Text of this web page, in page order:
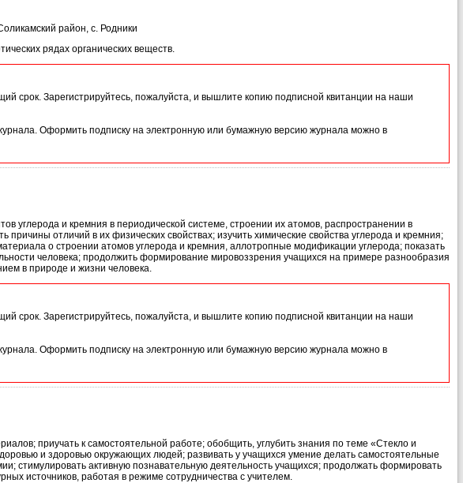
район, с. Родники
рядах органических веществ.
срок. Зарегистрируйтесь, пожалуйста, и вышлите копию подписной квитанции на наши
Оформить подписку на электронную или бумажную версию журнала можно в
углерода и кремния в периодической системе, строении их атомов, распространении в
отличий в их физических свойствах; изучить химические свойства углерода и кремния;
о строении атомов углерода и кремния, аллотропные модификации углерода; показать
человека; продолжить формирование мировоззрения учащихся на примере разнообразия
в природе и жизни человека.
срок. Зарегистрируйтесь, пожалуйста, и вышлите копию подписной квитанции на наши
Оформить подписку на электронную или бумажную версию журнала можно в
приучать к самостоятельной работе; обобщить, углубить знания по теме «Стекло и
и здоровью окружающих людей; развивать у учащихся умение делать самостоятельные
стимулировать активную познавательную деятельность учащихся; продолжать формировать
источников, работая в режиме сотрудничества с учителем.